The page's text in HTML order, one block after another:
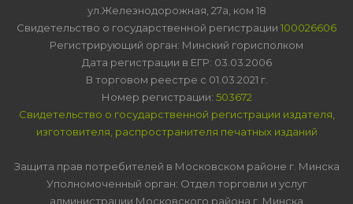
ул.Железнодорожная, 27а, ком 18
Свидетельство о государственной регистрации 100026606
Регистрирующий орган: Минский горисполком
Дата регистрации в ЕГР: 03.03.2006
В торговом реестре с 01.03.2021 г.
Номер регистрации: 503672
Свидетельство о государственной регистрации издателя,
изготовителя, распространителя печатных изданий
Защита прав потребителей в Московском районе г. Минска
Уполномоченный орган: Отдел торговли и услуг
администрации Московского района г. Минска